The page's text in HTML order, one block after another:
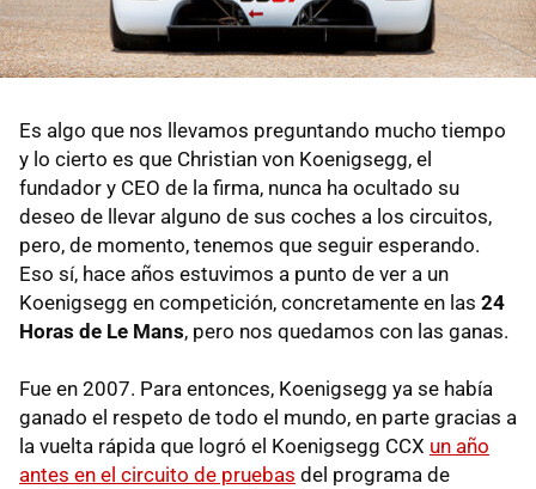
Es algo que nos llevamos preguntando mucho tiempo
y lo cierto es que Christian von Koenigsegg, el
fundador y CEO de la firma, nunca ha ocultado su
deseo de llevar alguno de sus coches a los circuitos,
pero, de momento, tenemos que seguir esperando.
Eso sí, hace años estuvimos a punto de ver a un
Koenigsegg en competición, concretamente en las 24
Horas de Le Mans, pero nos quedamos con las ganas.
Fue en 2007. Para entonces, Koenigsegg ya se había
ganado el respeto de todo el mundo, en parte gracias a
la vuelta rápida que logró el Koenigsegg CCX un año
antes en el circuito de pruebas del programa de